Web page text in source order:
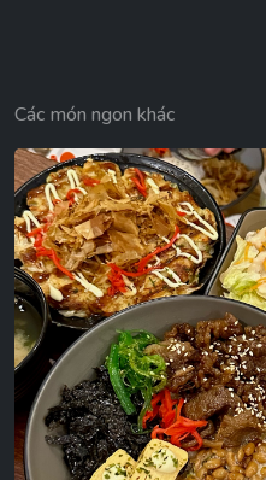
Các món ngon khác